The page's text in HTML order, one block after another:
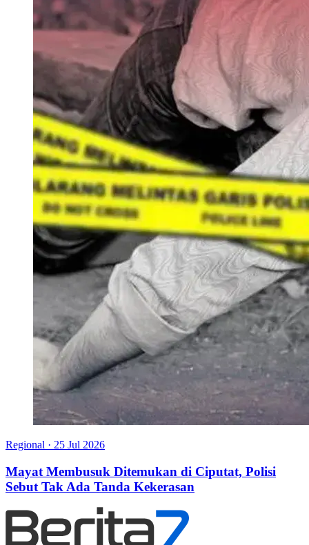
Regional · 25 Jul 2026
Mayat Membusuk Ditemukan di Ciputat, Polisi
Sebut Tak Ada Tanda Kekerasan